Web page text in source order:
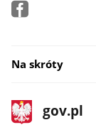
Na skróty
stopka
gov.pl
Strona
gov.pl